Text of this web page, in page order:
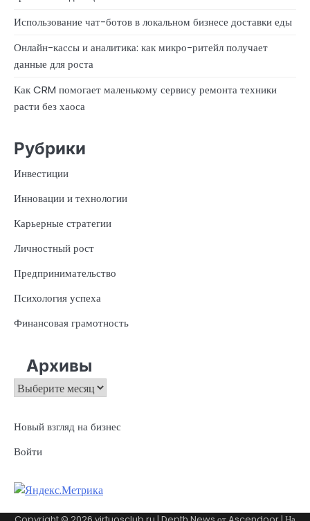
Использование чат-ботов в локальном бизнесе доставки еды
Онлайн-кассы и аналитика: как микро-ритейл получает
данные для роста
Как CRM помогает маленькому сервису ремонта техники
расти без хаоса
Рубрики
Инвестиции
Инновации и технологии
Карьерные стратегии
Личностный рост
Предпринимательство
Психология успеха
Финансовая грамотность
Архивы
Архивы
Новый взгляд на бизнес
Войти